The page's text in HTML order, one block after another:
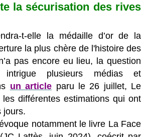
la sécurisation des rives
t-elle la médaille d’or de la
la plus chère de l'histoire des
pas encore eu lieu, la question
plusieurs médias et
un article paru le 26 juillet, Le
différentes estimations qui ont
jours.
notamment le livre La Face